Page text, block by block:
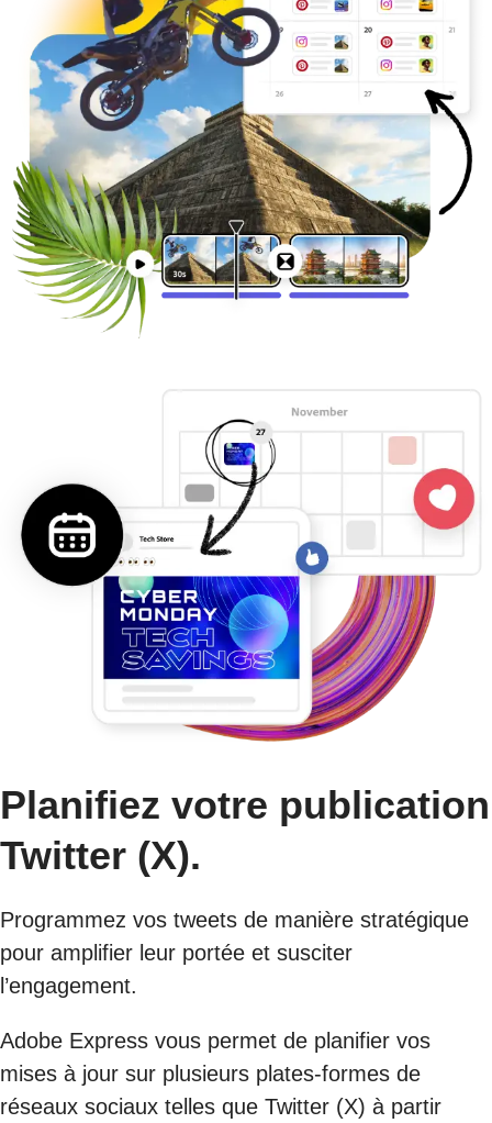
Planifiez votre publication
Twitter (X).
Programmez vos tweets de manière stratégique
pour amplifier leur portée et susciter
l’engagement.
Adobe Express vous permet de planifier vos
mises à jour sur plusieurs plates-formes de
réseaux sociaux telles que Twitter (X) à partir